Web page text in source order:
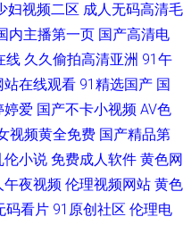
妇视频二区 成人无码高清毛
内主播第一页 国产高清电
线 久久偷拍高清亚洲 91午
站在线观看 91精选国产 国
婷爱 国产不卡小视频 AV色
视频黄全免费 国产精品第
伦小说 免费成人软件 黄色网
午夜视频 伦理视频网站 黄色
码看片 91原创社区 伦理电